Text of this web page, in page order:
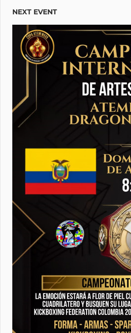
NEXT EVENT